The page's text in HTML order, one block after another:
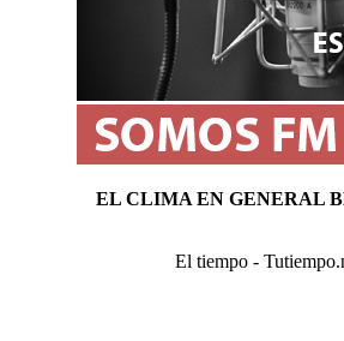
EL CLIMA EN GENERAL
El tiempo -